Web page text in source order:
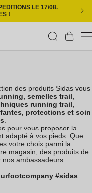
LE 17/08.
!
Panier
des produits Sidas vous
semelles trail,
running trail,
protections et soin
.
pour vous proposer la
adapté à vos pieds. Que
votre choix parmi la
magasin, des produits de
nos ambassadeurs.
#sidas